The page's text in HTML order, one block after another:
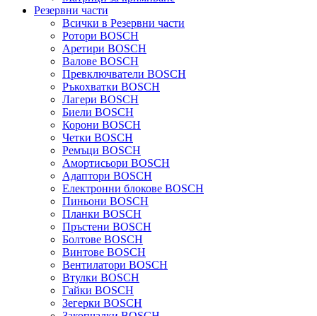
Резервни части
Всички в Резервни части
Ротори BOSCH
Аретири BOSCH
Валове BOSCH
Превключватели BOSCH
Ръкохватки BOSCH
Лагери BOSCH
Биели BOSCH
Корони BOSCH
Четки BOSCH
Ремъци BOSCH
Амортисьори BOSCH
Адаптори BOSCH
Електронни блокове BOSCH
Пиньони BOSCH
Планки BOSCH
Пръстени BOSCH
Болтове BOSCH
Винтове BOSCH
Вентилатори BOSCH
Втулки BOSCH
Гайки BOSCH
Зегерки BOSCH